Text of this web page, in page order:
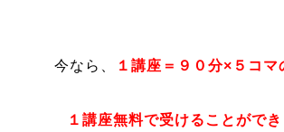
今なら、 １講座＝９０分×５コマ
１講座無料で受けることができ